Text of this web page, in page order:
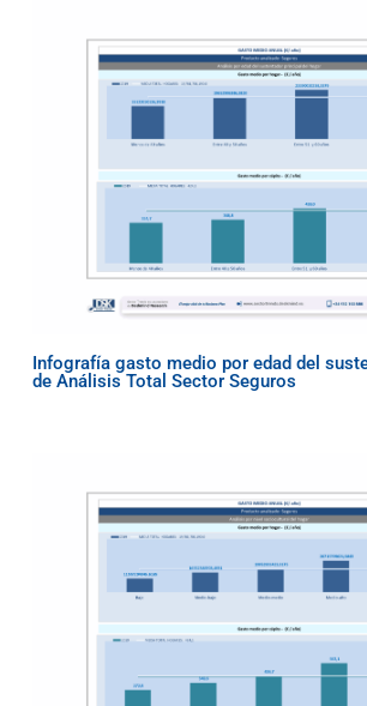
Infografía gasto medio por edad del
de Análisis Total Sector Seguros